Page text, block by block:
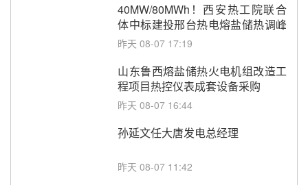
40MW/80MWh！西安热工院联合
体中标建投邢台热电熔盐储热调峰
调频改造EPC项目
昨天 08-07 17:19
山东鲁西熔盐储热火电机组改造工
程项目热控仪表成套设备采购
昨天 08-07 16:44
孙延文任大唐发电总经理
昨天 08-07 11:42